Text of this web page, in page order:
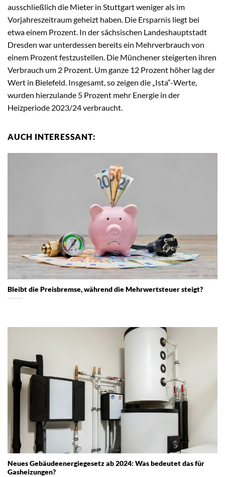
ausschließlich die Mieter in Stuttgart weniger als im
Vorjahreszeitraum geheizt haben. Die Ersparnis liegt bei
etwa einem Prozent. In der sächsischen Landeshauptstadt
Dresden war unterdessen bereits ein Mehrverbrauch von
einem Prozent festzustellen. Die Münchener steigerten ihren
Verbrauch um 2 Prozent. Um ganze 12 Prozent höher lag der
Wert in Bielefeld. Insgesamt, so zeigen die „Ista“-Werte,
wurden hierzulande 5 Prozent mehr Energie in der
Heizperiode 2023/24 verbraucht.
AUCH INTERESSANT:
Bleibt die Preisbremse, während die Mehrwertsteuer steigt?
Neues Gebäudeenergiegesetz ab 2024: Was bedeutet das für
Gasheizungen?